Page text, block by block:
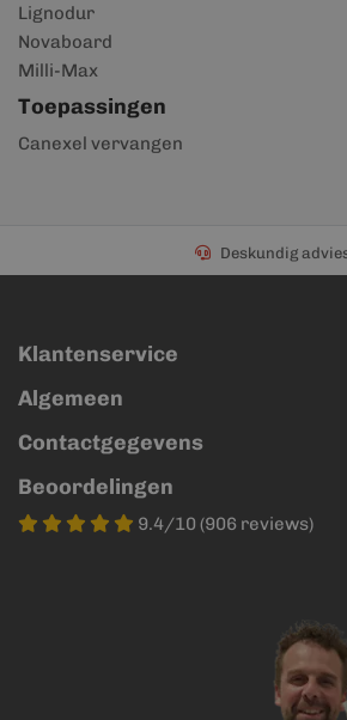
Lignodur
Novaboard
Milli-Max
Toepassingen
Canexel vervangen
Deskundig advies
Klantenservice
Algemeen
Contactgegevens
Beoordelingen
9.4/10 (906 reviews)